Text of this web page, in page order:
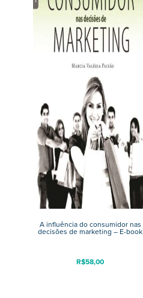
A influência do consumidor nas
decisões de marketing – E-book
R$58,00